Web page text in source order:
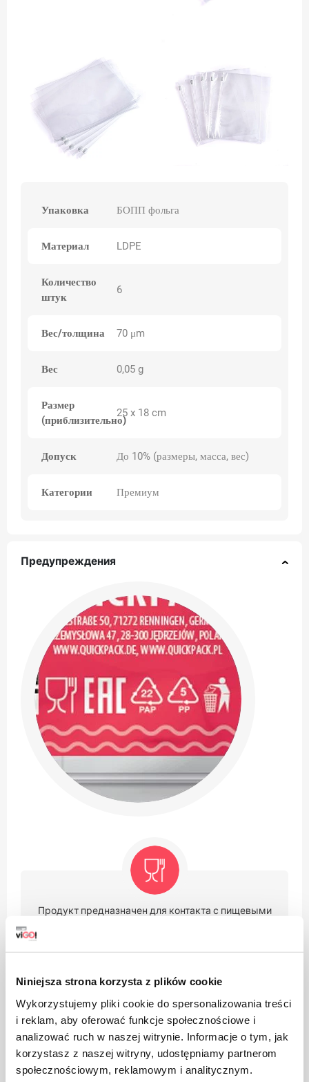
Niniejsza strona korzysta z plików cookie
Wykorzystujemy pliki cookie do spersonalizowania treści
i reklam, aby oferować funkcje społecznościowe i
analizować ruch w naszej witrynie. Informacje o tym, jak
korzystasz z naszej witryny, udostępniamy partnerom
społecznościowym, reklamowym i analitycznym.
Упаковка БОПП фольга
Материал LDPE
Количество
штук
6
Вес/толщина 70 μm
Вес 0,05 g
Размер
(приблизительно)
25 x 18 cm
Допуск До 10% (размеры, масса, вес)
Категории Премиум
Предупреждения
Продукт предназначен для контакта с пищевыми
Товар допущен к торгам в странах Евразийского
таможенного союза